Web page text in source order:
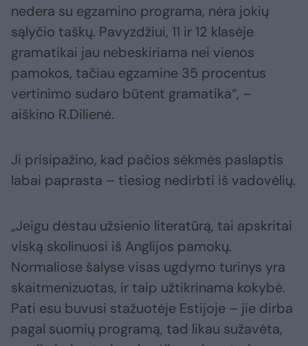
nedera su egzamino programa, nėra jokių
sąlyčio taškų. Pavyzdžiui, 11 ir 12 klasėje
gramatikai jau nebeskiriama nei vienos
pamokos, tačiau egzamine 35 procentus
vertinimo sudaro būtent gramatika“, –
aiškino R.Dilienė.
Ji prisipažino, kad pačios sėkmės paslaptis
labai paprasta – tiesiog nedirbti iš vadovėlių.
„Jeigu dėstau užsienio literatūrą, tai apskritai
viską skolinuosi iš Anglijos pamokų.
Normaliose šalyse visas ugdymo turinys yra
skaitmenizuotas, ir taip užtikrinama kokybė.
Pati esu buvusi stažuotėje Estijoje – jie dirba
pagal suomių programą, tad likau sužavėta,